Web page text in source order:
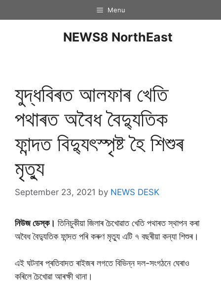
Menu
NEWS8 NorthEast
যুদ্ধবিৰত আলফাৰ খেতি
পথাৰত অবৈধ বৈদ্যুতিক
ফান্দত বিদ্যুৎস্পৃষ্ট হৈ শিশুৰ
মৃত্যু
September 23, 2021 by NEWS DESK
নিউজ ডেস্ক। তিনিচুকীয়া জিলাৰ চৈখোৱাত খেতি পথাৰত স্থাপন কৰা
অবৈধ বৈদ্যুতিক ফান্দত পৰি কৰুণ মৃত্যু এটি ৭ বছৰীয়া কন্যা শিশুৰ।
এই ঘটনাৰ প্ৰতিবাদত ৰাইজৰ লগতে বিভিন্ন দল-সংগঠনে ঘেৰাও
কৰিলে চৈখোৱা আৰক্ষী থানা।